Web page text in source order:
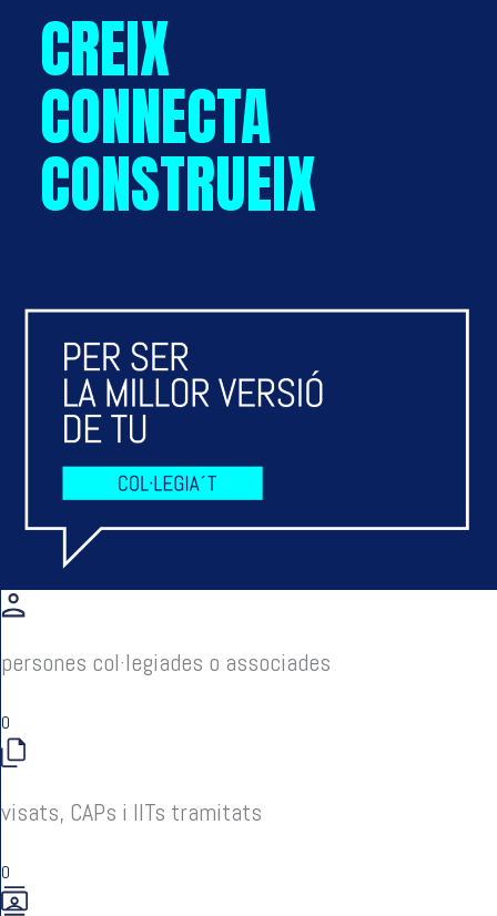
CREIX
CONNECTA
CONSTRUEIX
persones col·legiades o associades
0
visats, CAPs i IITs tramitats
0